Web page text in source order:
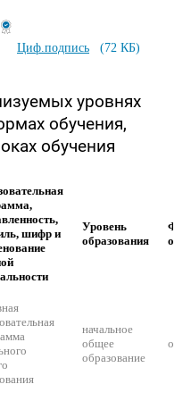
Циф.подпись (72 КБ)
уровнях
обучения,
обучения
шифр и
Уровень
образования
начальное
общее
образование